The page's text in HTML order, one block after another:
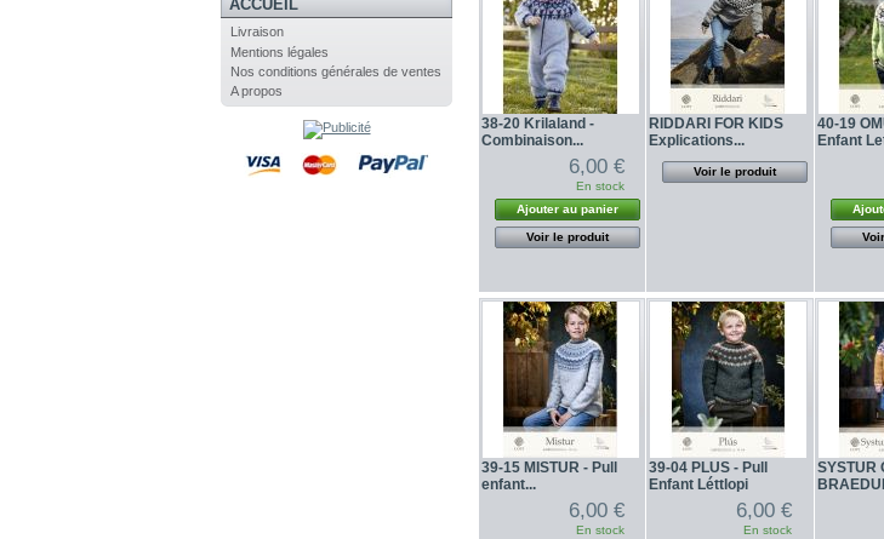
ACCUEIL
Livraison
Mentions légales
Nos conditions générales de ventes
A propos
38-20 Krilaland -
Combinaison...
6,00 €
En stock
Ajouter au panier
Voir le produit
RIDDARI FOR KIDS
Explications...
Voir le produit
40-19
Enfant
39-15 MISTUR - Pull
enfant...
6,00 €
En stock
39-04 PLUS - Pull
Enfant Léttlopi
6,00 €
En stock
SYSTUR